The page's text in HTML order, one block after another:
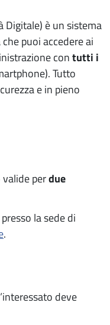
Digitale) è un sistema
puoi accedere ai
contutti i
Tutto
e in pieno
perdue
la sede di
.
deve